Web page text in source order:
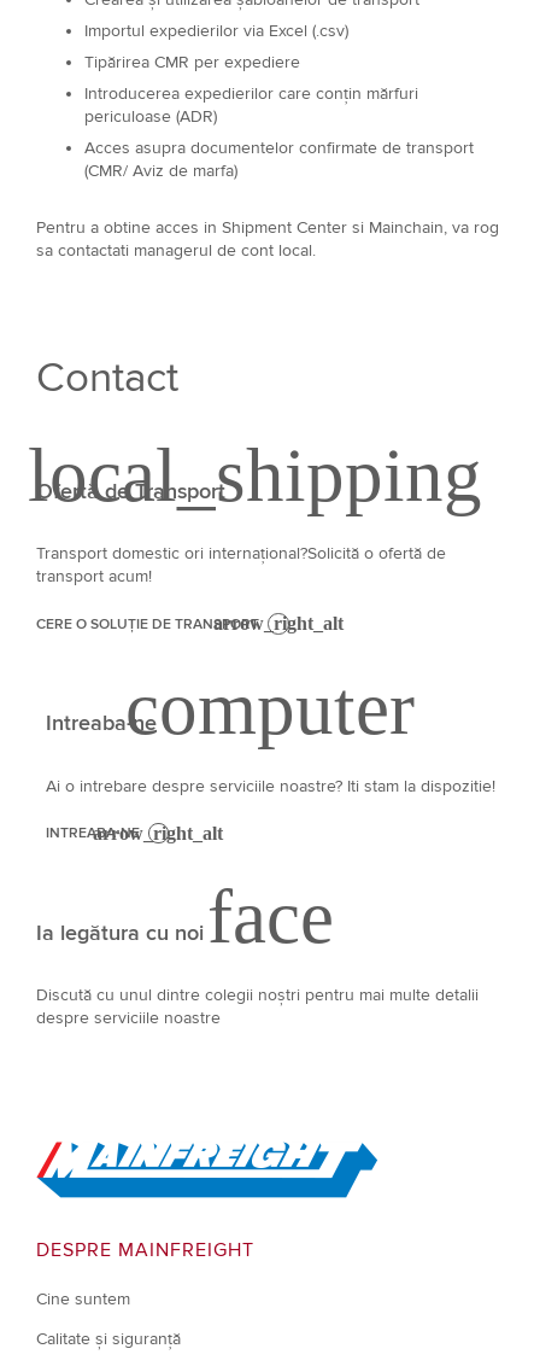
Importul expedierilor via Excel (.csv)
Tipărirea CMR per expediere
Introducerea expedierilor care conțin mărfuri
periculoase (ADR)
Acces asupra documentelor confirmate de transport
(CMR/ Aviz de marfa)
Pentru a obtine acces in Shipment Center si Mainchain, va rog
sa contactati managerul de cont local.
Contact
Ofertă de Transport
Transport domestic ori internațional?Solicită o ofertă de
transport acum!
CERE O SOLUȚIE DE TRANSPORT
Intreaba-ne
Ai o intrebare despre serviciile noastre? Iti stam la dispozitie!
INTREABA-NE
Ia legătura cu noi
Discută cu unul dintre colegii noștri pentru mai multe detalii
despre serviciile noastre
Go to Home
DESPRE MAINFREIGHT
Cine suntem
Calitate și siguranță